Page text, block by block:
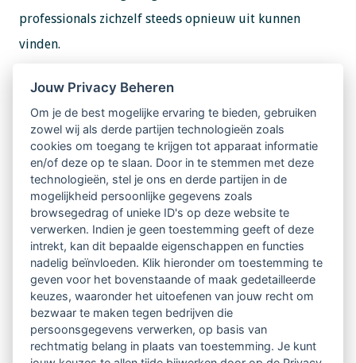
professionals zichzelf steeds opnieuw uit kunnen
vinden.
Informatie en aanmelden
Voor meer informatie over de opleiding, startdata en
aanmelden ga je naar de website van PAO.
Website PAO Psychologie Nascholing &
Opleiding
PE-Punten aanvragen?
Laat je workshop of training beoordelen.
Jouw Privacy Beheren
Om je de best mogelijke ervaring te bieden, gebruiken
zowel wij als derde partijen technologieën zoals
cookies om toegang te krijgen tot apparaat informatie
en/of deze op te slaan. Door in te stemmen met deze
technologieën, stel je ons en derde partijen in de
mogelijkheid persoonlijke gegevens zoals
browsegedrag of unieke ID's op deze website te
verwerken. Indien je geen toestemming geeft of deze
intrekt, kan dit bepaalde eigenschappen en functies
nadelig beïnvloeden. Klik hieronder om toestemming te
geven voor het bovenstaande of maak gedetailleerde
keuzes, waaronder het uitoefenen van jouw recht om
bezwaar te maken tegen bedrijven die
persoonsgegevens verwerken, op basis van
rechtmatig belang in plaats van toestemming. Je kunt